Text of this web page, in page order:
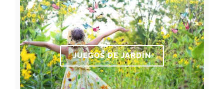
JUEGOS DE JARDÍN